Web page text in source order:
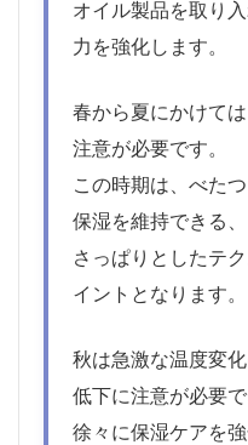
オイル製品を取り
力を強化します。
春から夏にかけて
注意が必要です。
この時期は、べた
保湿を維持できる、
さっぱりとしたテ
イントとなります。
秋は急激な温度変
低下に注意が必要で
徐々に保湿ケアを